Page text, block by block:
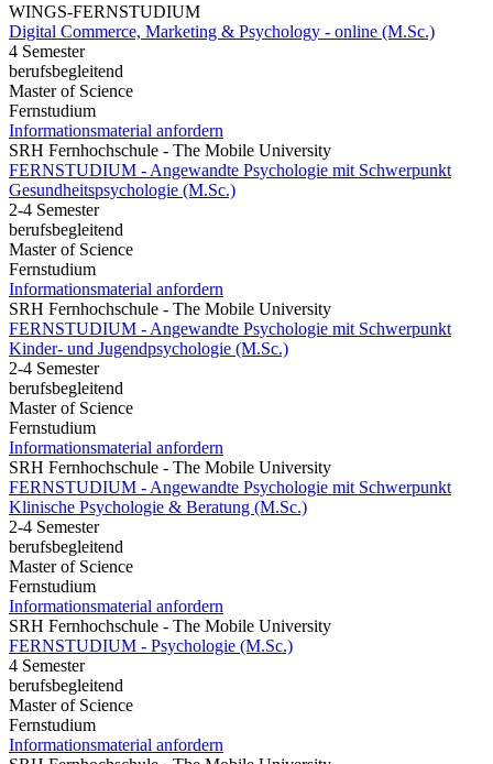
WINGS-FERNSTUDIUM
Digital Commerce, Marketing & Psychology - online (M.Sc.)
4 Semester
berufsbegleitend
Master of Science
Fernstudium
Informationsmaterial anfordern
SRH Fernhochschule - The Mobile University
FERNSTUDIUM - Angewandte Psychologie mit Schwerpunkt
Gesundheits­psychologie (M.Sc.)
2-4 Semester
berufsbegleitend
Master of Science
Fernstudium
Informationsmaterial anfordern
SRH Fernhochschule - The Mobile University
FERNSTUDIUM - Angewandte Psychologie mit Schwerpunkt
Kinder- und Jugendpsychologie (M.Sc.)
2-4 Semester
berufsbegleitend
Master of Science
Fernstudium
Informationsmaterial anfordern
SRH Fernhochschule - The Mobile University
FERNSTUDIUM - Angewandte Psychologie mit Schwerpunkt
Klinische Psychologie & Beratung (M.Sc.)
2-4 Semester
berufsbegleitend
Master of Science
Fernstudium
Informationsmaterial anfordern
SRH Fernhochschule - The Mobile University
FERNSTUDIUM - Psychologie (M.Sc.)
4 Semester
berufsbegleitend
Master of Science
Fernstudium
Informationsmaterial anfordern